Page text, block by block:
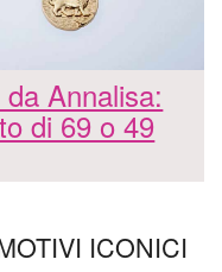
Annalisa:
di 69 o 49
ICONICI